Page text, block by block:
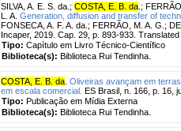
SILVA, A. E. S. da. ; COSTA, E. B. da ;
L. A. Generation, diffusion and transfer of
FONSECA, A. F. A. da.; FERRÃO, M. A. G.;
Incaper, 2019. Cap. 29, p. 893-933.
Tipo: Capítulo em Livro Técnico-Científico
Biblioteca(s): Biblioteca Rui Tendinha.
COSTA, E. B. da Oliveiras avançam em
em escala comercial. ES Brasil, n. 166, p. 16,
Tipo: Publicação em Mídia Externa
Biblioteca(s): Biblioteca Rui Tendinha.